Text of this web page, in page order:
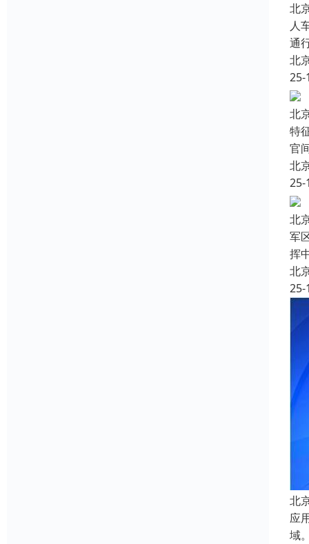
北
人
通
北
25-
北
特
官
北
25-
北
军
挥
北
25-
北
应
域